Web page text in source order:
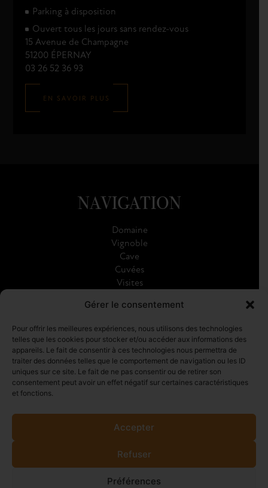
Gérer le consentement
Pour offrir les meilleures expériences, nous utilisons des technologies
telles que les cookies pour stocker et/ou accéder aux informations des
appareils. Le fait de consentir à ces technologies nous permettra de
traiter des données telles que le comportement de navigation ou les ID
uniques sur ce site. Le fait de ne pas consentir ou de retirer son
consentement peut avoir un effet négatif sur certaines caractéristiques
et fonctions.
Accepter
Refuser
Préférences
Parking à disposition
Ouvert tous les jours sans rendez-vous
15 Avenue de Champagne
51200 ÉPERNAY
03 26 52 36 93
EN SAVOIR PLUS
NAVIGATION
Domaine
Vignoble
Cave
Cuvées
Visites
Actualités
RÉSEAUX SOCIAUX